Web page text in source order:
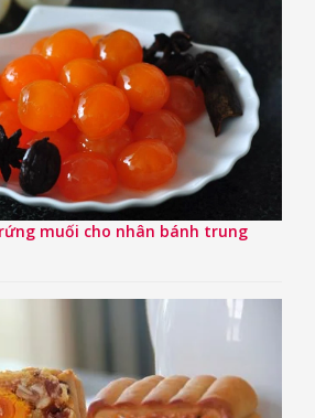
muối cho nhân bánh trung